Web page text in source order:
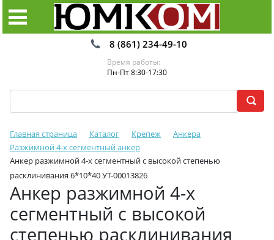
8 (861) 234-49-10
Время работы:
Пн-Пт 8:30-17:30
Главная страница Каталог Крепеж
Анкера
Разжимной 4-х сегментный анкер
Анкер разжимной 4-х сегментный с высокой степенью
расклинивания 6*10*40 УТ-00013826
Анкер разжимной 4-х
сегментный с высокой
степенью расклинивания